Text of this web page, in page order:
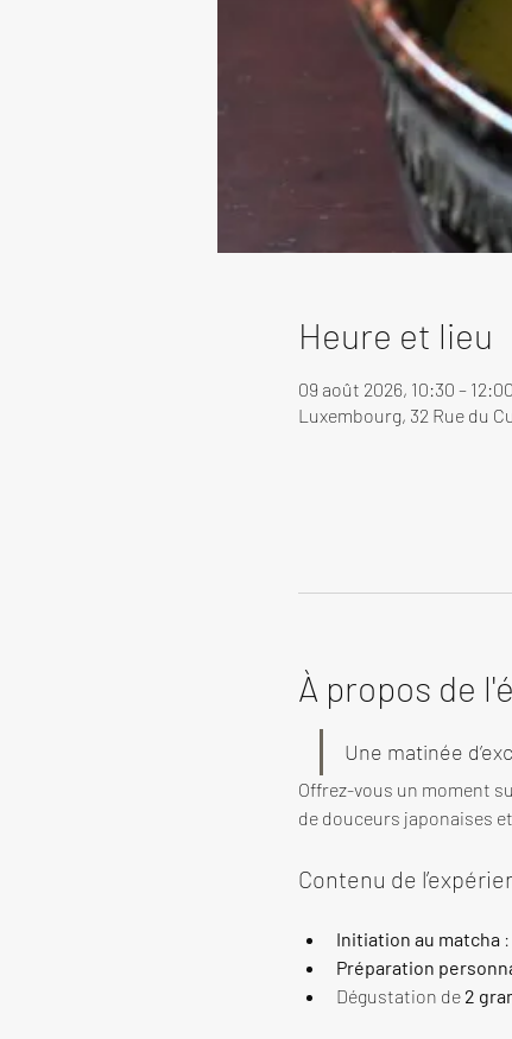
Heure et lieu
09 août 2026, 10:30 –
Luxembourg, 32 Rue du
À propos de
Une matinée
Offrez-vous un moment
de douceurs japonaises
Contenu de
Initiation au matcha :
Préparation
Dégustation de 2